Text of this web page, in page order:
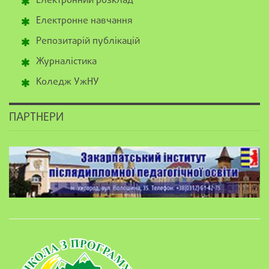
Електронне навчання
Репозитарій публікацій
Журналістика
Коледж УжНУ
ПАРТНЕРИ